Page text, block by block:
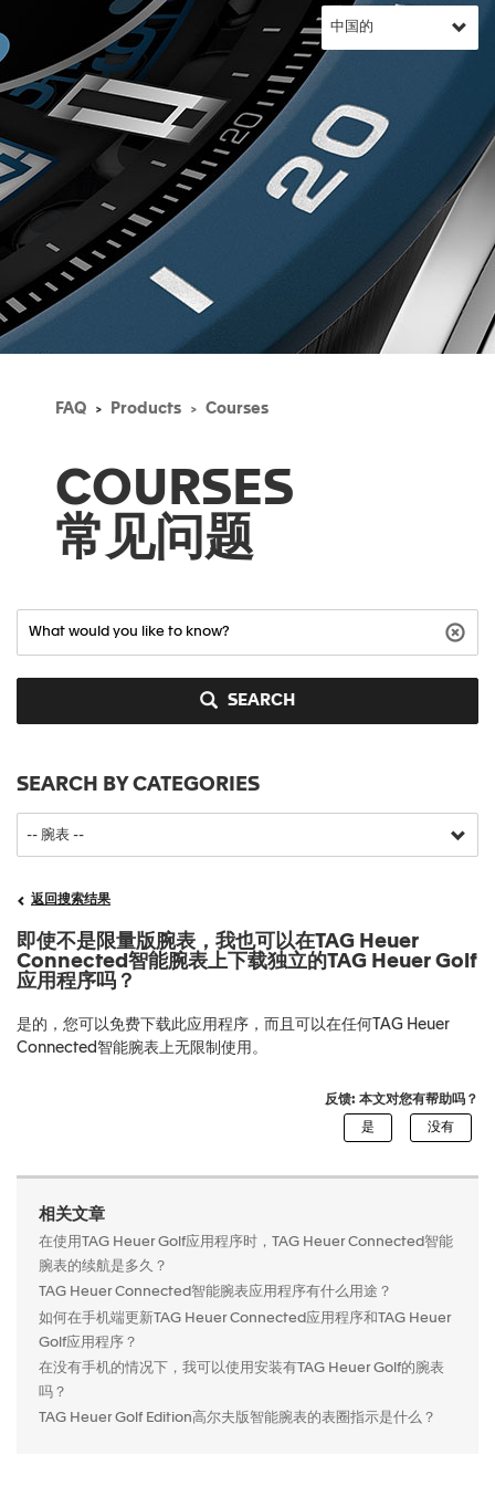
FAQ Products Courses
COURSES
常见问题
SEARCH
SEARCH BY CATEGORIES
返回搜索结果
即使不是限量版腕表，我也可以在TAG Heuer
Connected智能腕表上下载独立的TAG Heuer Golf
应用程序吗？
是的，您可以免费下载此应用程序，而且可以在任何TAG Heuer
Connected智能腕表上无限制使用。
反馈: 本文对您有帮助吗？
相关文章
在使用TAG Heuer Golf应用程序时，TAG Heuer Connected智能
腕表的续航是多久？
TAG Heuer Connected智能腕表应用程序有什么用途？
如何在手机端更新TAG Heuer Connected应用程序和TAG Heuer
Golf应用程序？
在没有手机的情况下，我可以使用安装有TAG Heuer Golf的腕表
吗？
TAG Heuer Golf Edition高尔夫版智能腕表的表圈指示是什么？